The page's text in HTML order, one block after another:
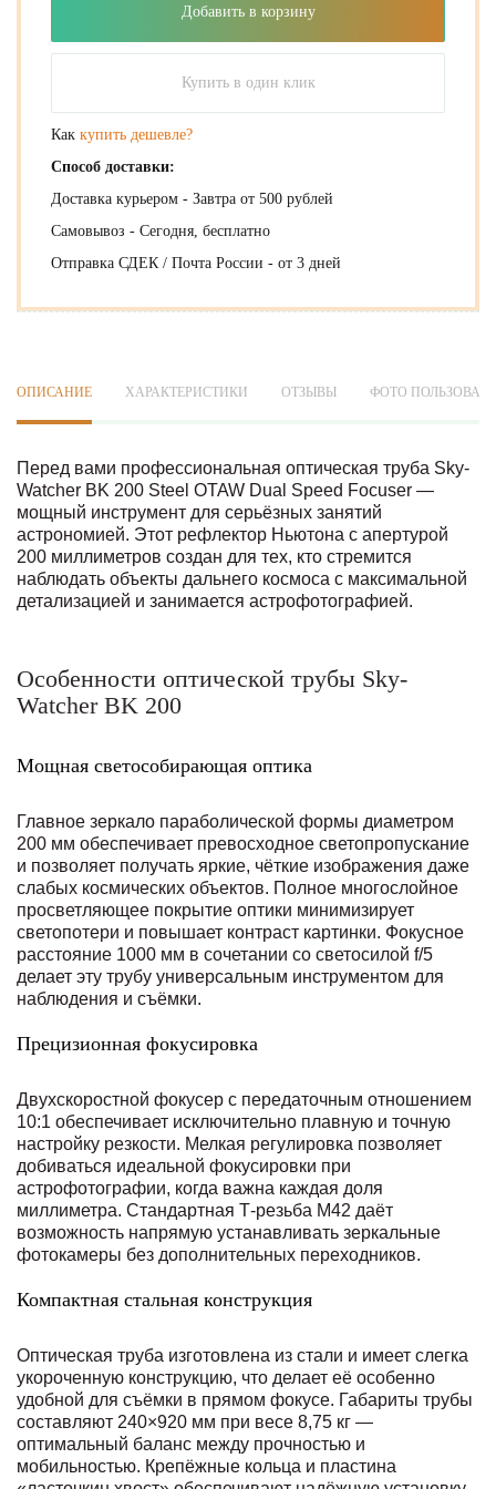
Добавить в корзину
Купить в один клик
Как купить дешевле?
Способ доставки:
Доставка курьером - Завтра от 500 рублей
Самовывоз - Сегодня, бесплатно
Отправка СДЕК / Почта России - от 3 дней
ОПИСАНИЕ ХАРАКТЕРИСТИКИ ОТЗЫВЫ ФОТО
Перед вами профессиональная оптическая труба Sky-
Watcher BK 200 Steel OTAW Dual Speed Focuser —
мощный инструмент для серьёзных занятий
астрономией. Этот рефлектор Ньютона с апертурой
200 миллиметров создан для тех, кто стремится
наблюдать объекты дальнего космоса с максимальной
детализацией и занимается астрофотографией.
Особенности оптической трубы Sky-
Watcher BK 200
Мощная светособирающая оптика
Главное зеркало параболической формы диаметром
200 мм обеспечивает превосходное светопропускание
и позволяет получать яркие, чёткие изображения даже
слабых космических объектов. Полное многослойное
просветляющее покрытие оптики минимизирует
светопотери и повышает контраст картинки. Фокусное
расстояние 1000 мм в сочетании со светосилой f/5
делает эту трубу универсальным инструментом для
наблюдения и съёмки.
Прецизионная фокусировка
Двухскоростной фокусер с передаточным отношением
10:1 обеспечивает исключительно плавную и точную
настройку резкости. Мелкая регулировка позволяет
добиваться идеальной фокусировки при
астрофотографии, когда важна каждая доля
миллиметра. Стандартная Т-резьба М42 даёт
возможность напрямую устанавливать зеркальные
фотокамеры без дополнительных переходников.
Компактная стальная конструкция
Оптическая труба изготовлена из стали и имеет слегка
укороченную конструкцию, что делает её особенно
удобной для съёмки в прямом фокусе. Габариты трубы
составляют 240×920 мм при весе 8,75 кг —
оптимальный баланс между прочностью и
мобильностью. Крепёжные кольца и пластина